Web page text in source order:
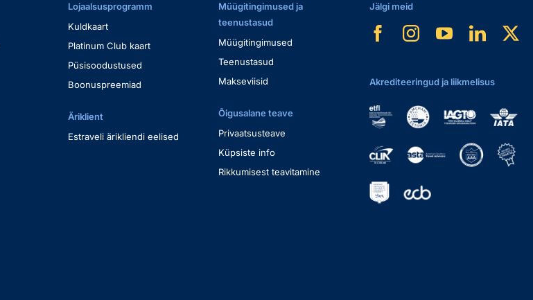
Lojaalsusprogramm
Kuldkaart
Platinum Club kaart
Püsisoodustused
Boonuspreemiad
Äriklient
Estraveli ärikliendi eelised
Müügitingimused ja
teenustasud
Müügitingimused
Teenustasud
Makseviisid
Õigusalane teave
Privaatsusteave
Küpsiste info
Rikkumisest teavitamine
Jälgi meid
Akrediteeringud ja liikmelisus